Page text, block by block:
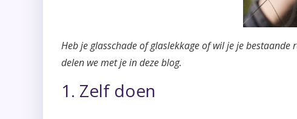
Heb je glasschade of glaslekkage of wil je je
delen we met je in deze blog.
1. Zelf doen